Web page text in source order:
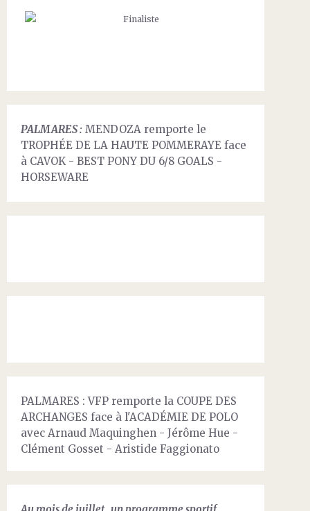
PALMARES : MENDOZA remporte le
TROPHÉE DE LA HAUTE POMMERAYE face
à CAVOK - BEST PONY DU 6/8 GOALS -
HORSEWARE
PALMARES : VFP remporte la COUPE DES
ARCHANGES face à l'ACADÉMIE DE POLO
avec Arnaud Maquinghen - Jérôme Hue -
Clément Gosset - Aristide Faggionato